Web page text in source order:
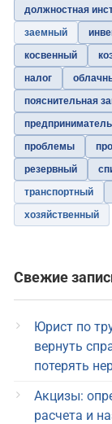
должностная
заемный
косвенный
налог
пояснительная
предприниматель
проблемы
резервный
транспортный
хозяйственный
Свежие
Юрист по
вернуть
потерять
Акцизы:
расчета и